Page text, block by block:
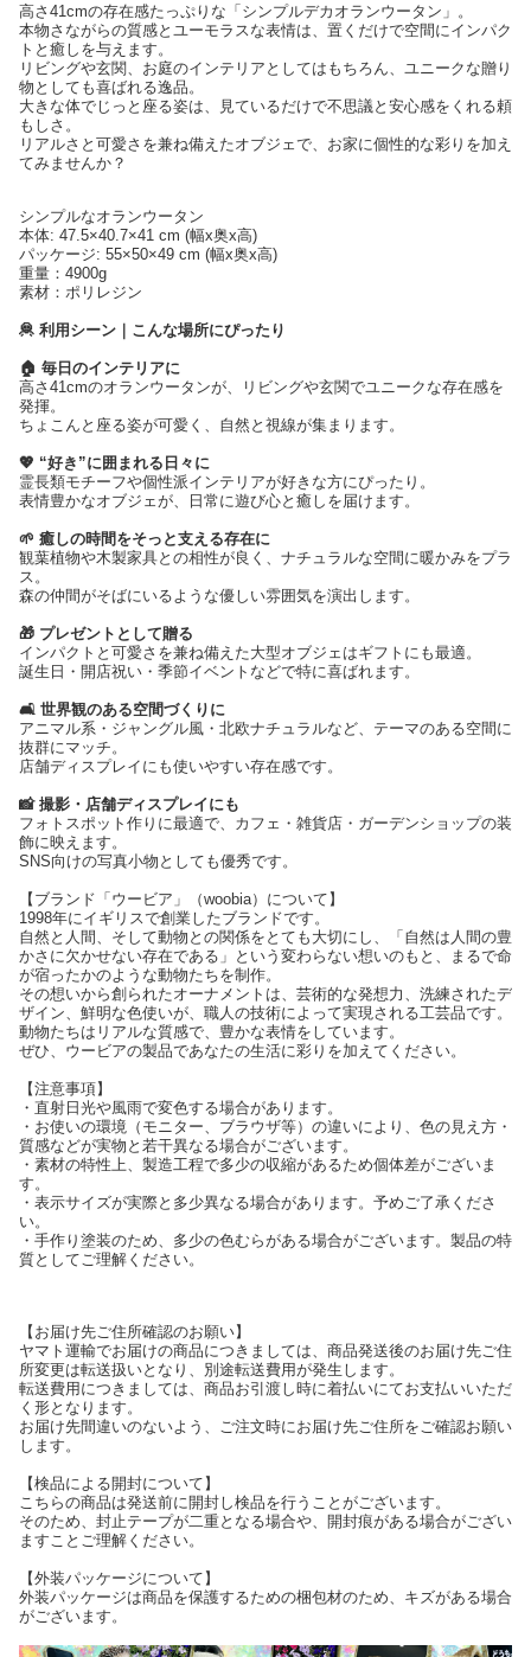
高さ41cmの存在感たっぷりな「シンプルデカオランウータン」。
本物さながらの質感とユーモラスな表情は、置くだけで空間にインパク
トと癒しを与えます。
リビングや玄関、お庭のインテリアとしてはもちろん、ユニークな贈り
物としても喜ばれる逸品。
大きな体でじっと座る姿は、見ているだけで不思議と安心感をくれる頼
もしさ。
リアルさと可愛さを兼ね備えたオブジェで、お家に個性的な彩りを加え
てみませんか？
シンプルなオランウータン
本体: 47.5×40.7×41 cm (幅x奥x高)
パッケージ: 55×50×49 cm (幅x奥x高)
重量：4900g
素材：ポリレジン
🦧 利用シーン｜こんな場所にぴったり
🏠 毎日のインテリアに
高さ41cmのオランウータンが、リビングや玄関でユニークな存在感を
発揮。
ちょこんと座る姿が可愛く、自然と視線が集まります。
💖 “好き”に囲まれる日々に
霊長類モチーフや個性派インテリアが好きな方にぴったり。
表情豊かなオブジェが、日常に遊び心と癒しを届けます。
🌱 癒しの時間をそっと支える存在に
観葉植物や木製家具との相性が良く、ナチュラルな空間に暖かみをプラ
ス。
森の仲間がそばにいるような優しい雰囲気を演出します。
🎁 プレゼントとして贈る
インパクトと可愛さを兼ね備えた大型オブジェはギフトにも最適。
誕生日・開店祝い・季節イベントなどで特に喜ばれます。
🛋 世界観のある空間づくりに
アニマル系・ジャングル風・北欧ナチュラルなど、テーマのある空間に
抜群にマッチ。
店舗ディスプレイにも使いやすい存在感です。
📸 撮影・店舗ディスプレイにも
フォトスポット作りに最適で、カフェ・雑貨店・ガーデンショップの装
飾に映えます。
SNS向けの写真小物としても優秀です。
【ブランド「ウービア」（woobia）について】
1998年にイギリスで創業したブランドです。
自然と人間、そして動物との関係をとても大切にし、「自然は人間の豊
かさに欠かせない存在である」という変わらない想いのもと、まるで命
が宿ったかのような動物たちを制作。
その想いから創られたオーナメントは、芸術的な発想力、洗練されたデ
ザイン、鮮明な色使いが、職人の技術によって実現される工芸品です。
動物たちはリアルな質感で、豊かな表情をしています。
ぜひ、ウービアの製品であなたの生活に彩りを加えてください。
【注意事項】
・直射日光や風雨で変色する場合があります。
・お使いの環境（モニター、ブラウザ等）の違いにより、色の見え方・
質感などが実物と若干異なる場合がございます。
・素材の特性上、製造工程で多少の収縮があるため個体差がございま
す。
・表示サイズが実際と多少異なる場合があります。予めご了承くださ
い。
・手作り塗装のため、多少の色むらがある場合がございます。製品の特
質としてご理解ください。
【お届け先ご住所確認のお願い】
ヤマト運輸でお届けの商品につきましては、商品発送後のお届け先ご住
所変更は転送扱いとなり、別途転送費用が発生します。
転送費用につきましては、商品お引渡し時に着払いにてお支払いいただ
く形となります。
お届け先間違いのないよう、ご注文時にお届け先ご住所をご確認お願い
します。
【検品による開封について】
こちらの商品は発送前に開封し検品を行うことがございます。
そのため、封止テープが二重となる場合や、開封痕がある場合がござい
ますことご理解ください。
【外装パッケージについて】
外装パッケージは商品を保護するための梱包材のため、キズがある場合
がございます。